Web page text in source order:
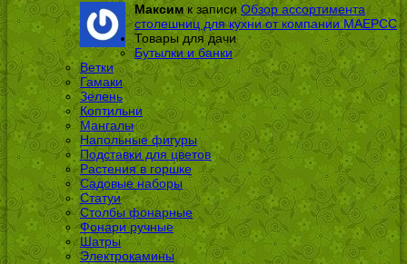
Максимк записи Обзор ассортимента
столешниц для кухни от компании МАЕРСС
Товары для дачи
Бутылки и банки
Ветки
Гамаки
Зелень
Коптильни
Мангалы
Напольные фигуры
Подставки для цветов
Растения в горшке
Садовые наборы
Статуи
Столбы фонарные
Фонари ручные
Шатры
Электрокамины